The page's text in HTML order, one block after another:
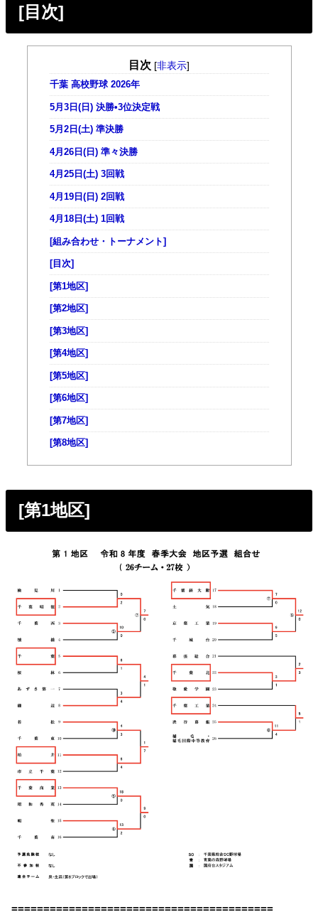
[目次]
目次 [非表示]
千葉 高校野球 2026年
5月3日(日) 決勝•3位決定戦
5月2日(土) 準決勝
4月26日(日) 準々決勝
4月25日(土) 3回戦
4月19日(日) 2回戦
4月18日(土) 1回戦
[組み合わせ・トーナメント]
[目次]
[第1地区]
[第2地区]
[第3地区]
[第4地区]
[第5地区]
[第6地区]
[第7地区]
[第8地区]
[第1地区]
=========================================